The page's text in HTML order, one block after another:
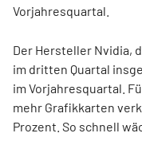
Vorjahresquartal.
Der Hersteller Nvidia,
im dritten Quartal
im Vorjahresquartal.
mehr Grafikkarten
Prozent. So schnell